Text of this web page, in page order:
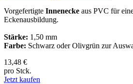
Vorgefertigte Innenecke aus PVC für
Eckenausbildung.
Stärke: 1,50 mm
Farbe: Schwarz oder Olivgrün zur
13,48 €
pro Stck.
Jetzt kaufen